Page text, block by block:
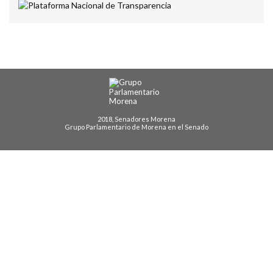
2018, Senadores Morena
Grupo Parlamentario de Morena en el Senado